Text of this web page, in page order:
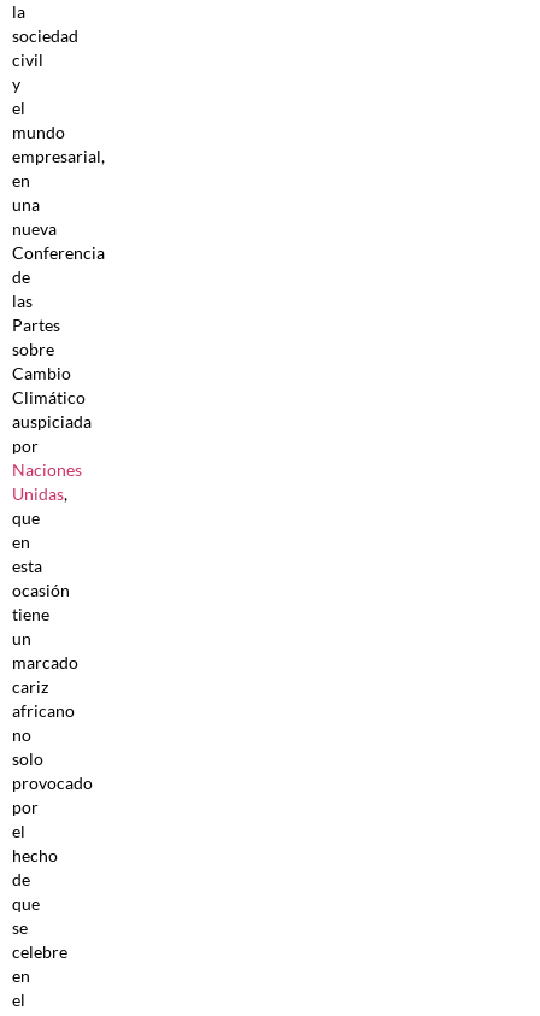
la
sociedad
civil
y
el
mundo
empresarial,
en
una
nueva
Conferencia
de
las
Partes
sobre
Cambio
Climático
auspiciada
por
Naciones
Unidas,
que
en
esta
ocasión
tiene
un
marcado
cariz
africano
no
solo
provocado
por
el
hecho
de
que
se
celebre
en
el